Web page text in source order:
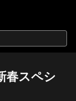
春スペシ